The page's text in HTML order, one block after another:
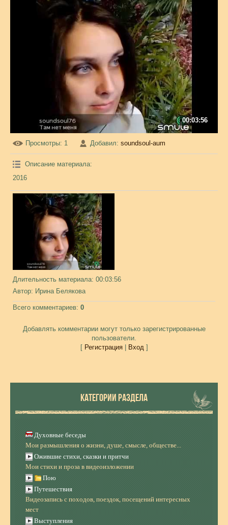
00:03:56
Просмотры: 1 Добавил: soundsoul-aum
Описание материала:
2016
Длительность материала: 00:03:56
Автор: Ирина Белякова
Всего комментариев: 0
Добавлять комментарии могут только зарегистрированные
пользователи.
[ Регистрация| Вход]
КАТЕГОРИИ РАЗДЕЛА
Духовные беседы
Мои размышления о жизни, душе, смысле, обществе...
Ожившие стихи, сказки и притчи
Мои стихи и проза в видеоизложении
Пою
Путешествия
Видеозапись с походов, поездок, посещений интересных
мест
Выступления